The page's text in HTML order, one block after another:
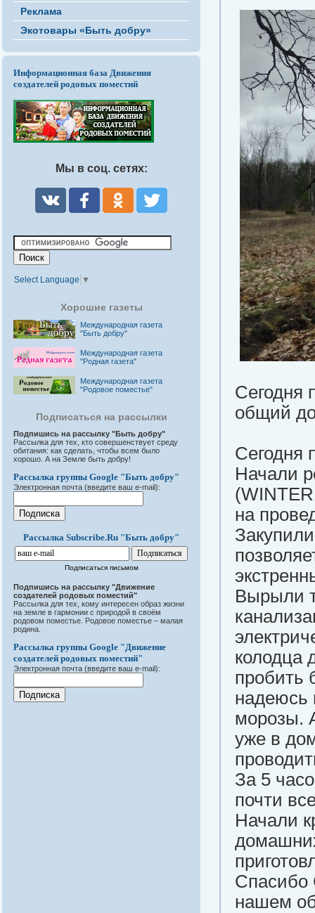
Реклама
Экотовары «Быть добру»
Информационная база Движения
создателей родовых поместий
Мы в соц. сетях:
Select Language ▼
Хорошие газеты
Международная газета
"Быть добру"
Международная газета
"Родная газета"
Международная газета
"Родовое поместье"
Подписаться на рассылки
Подпишись на рассылку "Быть добру"
Рассылка для тех, кто совершенствует среду
обитания: как сделать, чтобы всем было
хорошо. А на Земле быть добру!
Рассылка группы Google "Быть добру"
Электронная почта (введите ваш e-mail):
Рассылка Subscribe.Ru "Быть добру"
Подписаться письмом
Подпишись на рассылку "Движение
создателей родовых поместий"
Рассылка для тех, кому интересен образ жизни
на земле в гармонии с природой в своём
родовом поместье. Родовое поместье – малая
родина.
Рассылка группы Google "Движение
создателей родовых поместий"
Электронная почта (введите ваш e-mail):
Сегодня
общий
Сегодня
Начали
на
Вырыли
колодца
пробить
надеюсь
морозы.
уже в
За 5
почти
Начали
Спасибо
нашем